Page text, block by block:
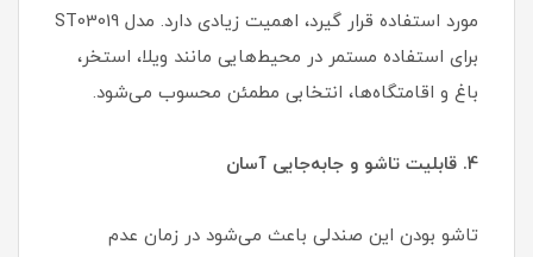
مورد استفاده قرار گیرد، اهمیت زیادی دارد. مدل ST03019
برای استفاده مستمر در محیط‌هایی مانند ویلا، استخر،
باغ و اقامتگاه‌ها، انتخابی مطمئن محسوب می‌شود.
4. قابلیت تاشو و جابه‌جایی آسان
تاشو بودن این صندلی باعث می‌شود در زمان عدم